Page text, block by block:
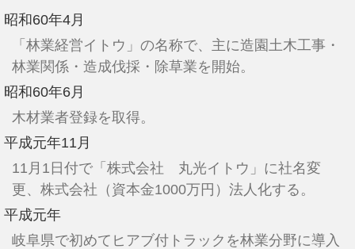
昭和60年4月
「林業経営イトウ」の名称で、主に造園土木工事・
林業関係・造成伐採・除草業を開始。
昭和60年6月
木材業者登録を取得。
平成元年11月
11月1日付で「株式会社 丸光イトウ」に社名変
更、株式会社（資本金1000万円）法人化する。
平成元年
岐阜県で初めてヒアブ付トラックを林業分野に導入